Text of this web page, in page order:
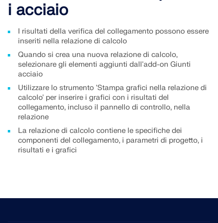
Prodotti obsoleti
i acciaio
I risultati della verifica del collegamento possono essere
inseriti nella relazione di calcolo
Quando si crea una nuova relazione di calcolo,
selezionare gli elementi aggiunti dall'add-on Giunti
acciaio
Utilizzare lo strumento 'Stampa grafici nella relazione di
calcolo' per inserire i grafici con i risultati del
collegamento, incluso il pannello di controllo, nella
relazione
La relazione di calcolo contiene le specifiche dei
componenti del collegamento, i parametri di progetto, i
risultati e i grafici